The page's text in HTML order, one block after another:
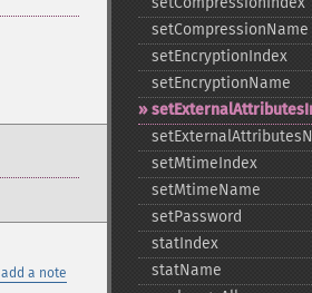
add a note
setCompressionName
setEncryptionIndex
setEncryptionName
setMtimeIndex
setMtimeName
setPassword
statIndex
statName